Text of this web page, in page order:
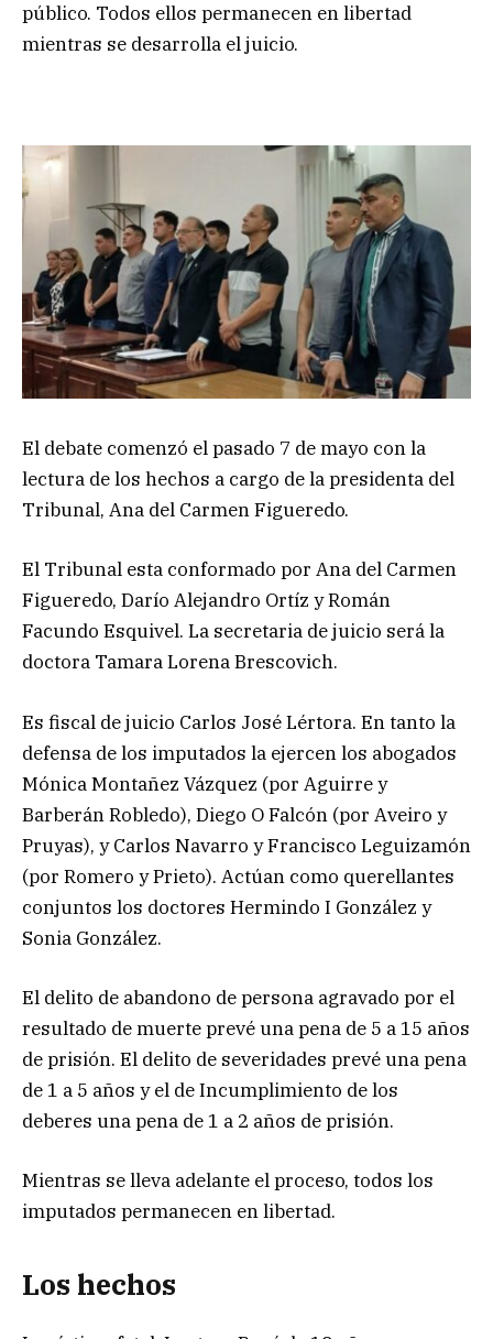
público. Todos ellos permanecen en libertad
mientras se desarrolla el juicio.
El debate comenzó el pasado 7 de mayo con la
lectura de los hechos a cargo de la presidenta del
Tribunal, Ana del Carmen Figueredo.
El Tribunal esta conformado por Ana del Carmen
Figueredo, Darío Alejandro Ortíz y Román
Facundo Esquivel. La secretaria de juicio será la
doctora Tamara Lorena Brescovich.
Es fiscal de juicio Carlos José Lértora. En tanto la
defensa de los imputados la ejercen los abogados
Mónica Montañez Vázquez (por Aguirre y
Barberán Robledo), Diego O Falcón (por Aveiro y
Pruyas), y Carlos Navarro y Francisco Leguizamón
(por Romero y Prieto). Actúan como querellantes
conjuntos los doctores Hermindo I González y
Sonia González.
El delito de abandono de persona agravado por el
resultado de muerte prevé una pena de 5 a 15 años
de prisión. El delito de severidades prevé una pena
de 1 a 5 años y el de Incumplimiento de los
deberes una pena de 1 a 2 años de prisión.
Mientras se lleva adelante el proceso, todos los
imputados permanecen en libertad.
Los hechos